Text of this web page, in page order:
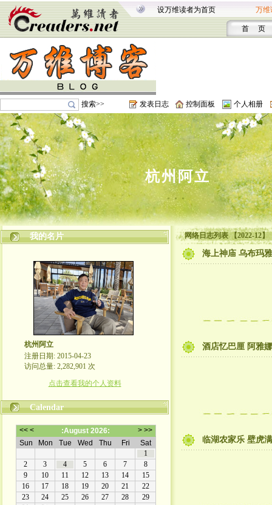
设万维读者为首页 万维
首 页
搜索>> 发表日志 控制面板 个人相册
杭州阿立
。。。
我的名片
杭州阿立
注册日期: 2015-04-23
访问总量: 2,282,901 次
点击查看我的个人资料
Calendar
网络日志列表 【2022-12】
海上神庙 乌布玛
酒店忆巴厘 阿雅
临湖农家乐 壁虎